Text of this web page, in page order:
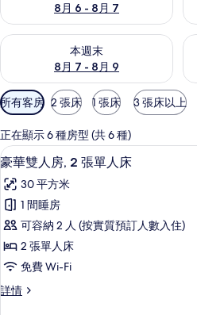
8月 6 - 8月 7
本週末
8月 7 - 8月 9
查看本週末 8月 7 - 8月 9的可訂空房
可
用
嘅
客
房
篩
選
條
所有客房 2 張床 1 張床 3 張床以上
正在顯示 6 種房型 (共 6 種)
載
入
所
有
豪
華
人
房
5
豪華雙人房, 2 張單人床
30 平方米
1 間睡房
可容納 2 人 (按實質預訂人數入住)
2 張單人床
免費 Wi-Fi
詳情
豪